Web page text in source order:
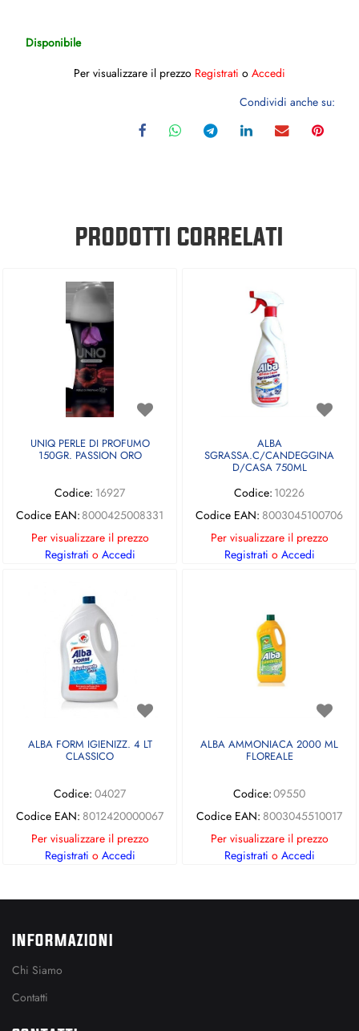
Disponibile
Per visualizzare il prezzo Registrati o Accedi
Condividi anche su:
PRODOTTI CORRELATI
UNIQ PERLE DI PROFUMO
150GR. PASSION ORO
Codice: 16927
Codice EAN: 8000425008331
Per visualizzare il prezzo
Registrati o Accedi
ALBA
SGRASSA.C/CANDEGGINA
D/CASA 750ML
Codice: 10226
Codice EAN: 8003045100706
Per visualizzare il prezzo
Registrati o Accedi
ALBA FORM IGIENIZZ. 4 LT
CLASSICO
Codice: 04027
Codice EAN: 8012420000067
Per visualizzare il prezzo
Registrati o Accedi
ALBA AMMONIACA 2000 ML
FLOREALE
Codice:09550
Codice EAN: 8003045510017
Per visualizzare il prezzo
Registrati o Accedi
INFORMAZIONI
Chi Siamo
Contatti